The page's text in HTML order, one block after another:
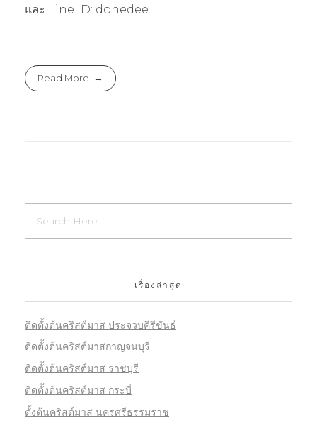
และ Line ID: donedee
Read More
เรื่องล่าสุด
ติดตั้งต้นคริสต์มาส ประจวบคีรีขันธ์
ติดตั้งต้นคริสต์มาสกาญจนบุรี
ติดตั้งต้นคริสต์มาส ราชบุรี
ติดตั้งต้นคริสต์มาส กระบี่
ตั้งต้นคริสต์มาส นครศรีธรรมราช